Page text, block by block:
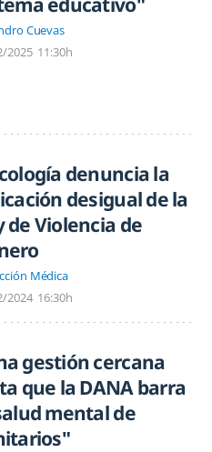
Cuevas
2025 11:30h
denuncia la
desigual de la
de Violencia de
Médica
2024 16:30h
gestión cercana
que la DANA barra
mental de